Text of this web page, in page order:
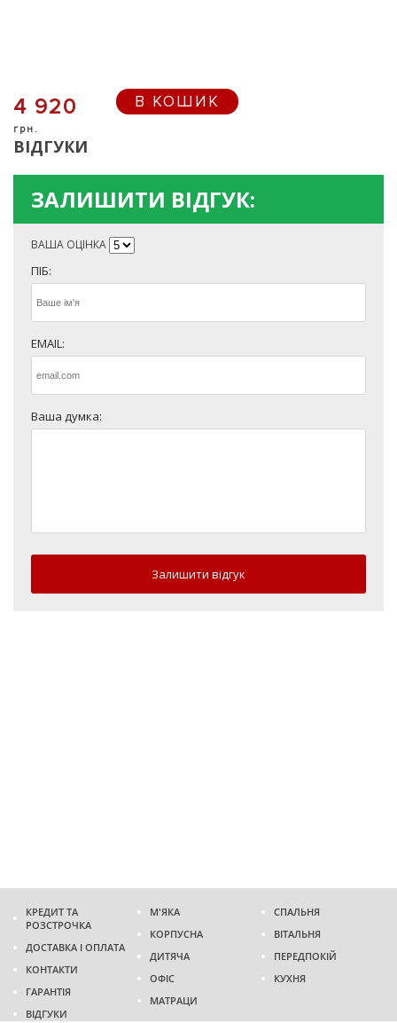
4 920
грн.
В КОШИК
ВІДГУКИ
ЗАЛИШИТИ ВІДГУК:
ВАША ОЦІНКА
ПІБ:
EMAIL:
Ваша думка:
Залишити відгук
КРЕДИТ ТА
РОЗСТРОЧКА
ДОСТАВКА І ОПЛАТА
КОНТАКТИ
ГАРАНТІЯ
ВІДГУКИ
М'ЯКА
КОРПУСНА
ДИТЯЧА
ОФІС
МАТРАЦИ
СПАЛЬНЯ
ВІТАЛЬНЯ
ПЕРЕДПОКІЙ
КУХНЯ